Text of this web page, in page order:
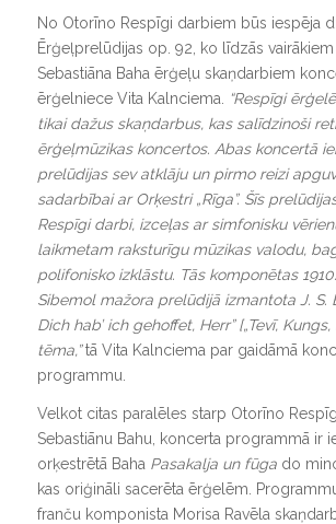
No Otorīno Respīgi darbiem būs iespēja
Ērģeļprelūdijas op. 92, ko līdzās vairākiem
Sebastiāna Baha ērģeļu skaņdarbiem
ērģelniece Vita Kalnciema.
“Respīgi
tikai dažus skaņdarbus, kas salīdzinoši
ērģeļmūzikas koncertos. Abas koncertā
prelūdijas sev atklāju un pirmo reizi
sadarbībai ar Orķestri „Rīga”. Šīs
Respīgi darbi, izceļas ar simfonisku
laikmetam raksturīgu mūzikas valodu,
polifonisko izklāstu. Tās komponētas
Sibemol mažora prelūdijā izmantota J. S.
Dich hab’ ich gehoffet, Herr” [„Tevī,
tēma,”tā Vita Kalnciema par gaidāmā
programmu.
Velkot citas paralēles starp Otorīno
Sebastiānu Bahu, koncerta programmā ir
orķestrētā Baha Pasakalja un fūgado
kas oriģināli sacerēta ērģelēm.
franču komponista Morisa Ravēla